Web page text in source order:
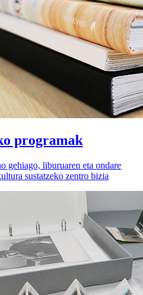
programak
gehiago, liburuaren eta ondare
sustatzeko zentro bizia